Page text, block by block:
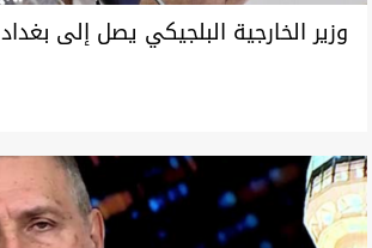
وزير الخارجية البلجيكي يصل إلى بغداد